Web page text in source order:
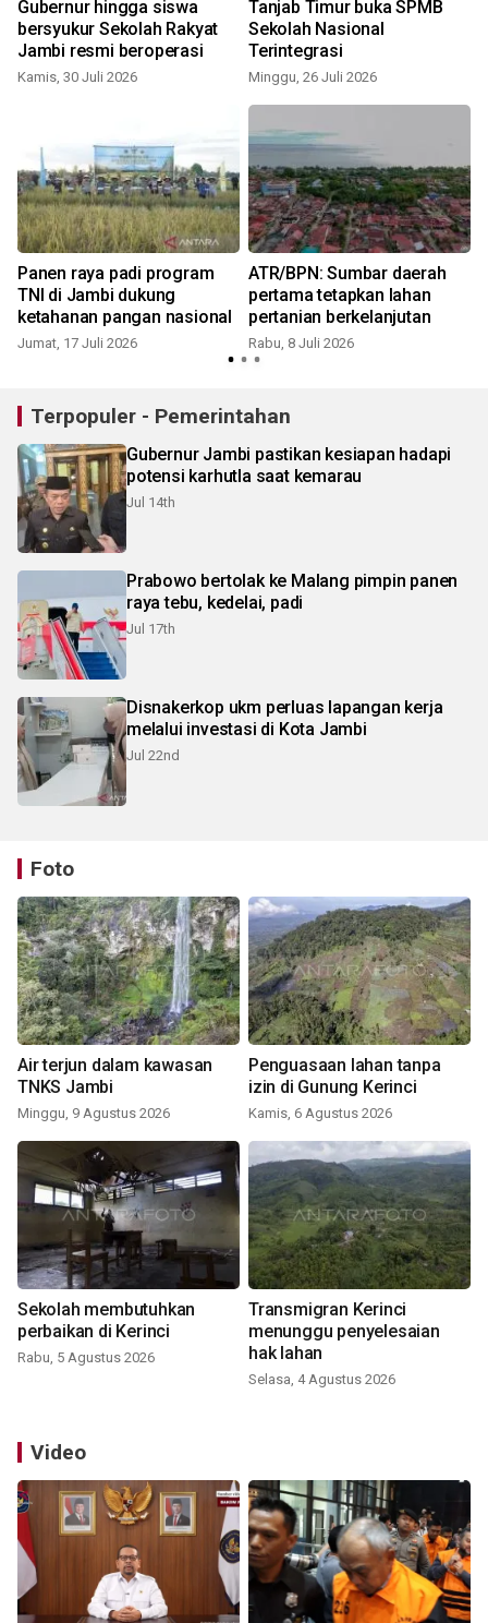
Gubernur hingga siswa
bersyukur Sekolah Rakyat
Jambi resmi beroperasi
Kamis, 30 Juli 2026
Tanjab Timur buka SPMB
Sekolah Nasional
Terintegrasi
Minggu, 26 Juli 2026
Panen raya padi program
TNI di Jambi dukung
ketahanan pangan nasional
Jumat, 17 Juli 2026
ATR/BPN: Sumbar daerah
pertama tetapkan lahan
pertanian berkelanjutan
Rabu, 8 Juli 2026
Terpopuler - Pemerintahan
Gubernur Jambi pastikan kesiapan hadapi
potensi karhutla saat kemarau
Jul 14th
Prabowo bertolak ke Malang pimpin panen
raya tebu, kedelai, padi
Jul 17th
Disnakerkop ukm perluas lapangan kerja
melalui investasi di Kota Jambi
Jul 22nd
Foto
Air terjun dalam kawasan
TNKS Jambi
Minggu, 9 Agustus 2026
Penguasaan lahan tanpa
izin di Gunung Kerinci
Kamis, 6 Agustus 2026
Sekolah membutuhkan
perbaikan di Kerinci
Rabu, 5 Agustus 2026
Transmigran Kerinci
menunggu penyelesaian
hak lahan
Selasa, 4 Agustus 2026
Video